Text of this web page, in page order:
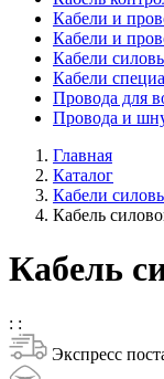
Кабели и
Кабели и
Кабели
Кабели
Провода для
Провода и
Главная
Каталог
Кабели
Кабель
Кабель
: :
Экспресс